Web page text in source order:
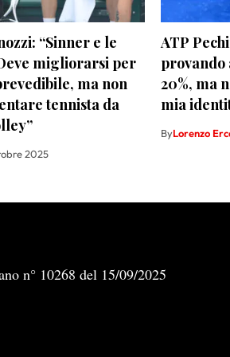
“Sinner e le
migliorarsi per
ma non
tennista da
2025
ATP
20%, ma
mia
ByLorenzo
n° 10268 del 15/09/2025